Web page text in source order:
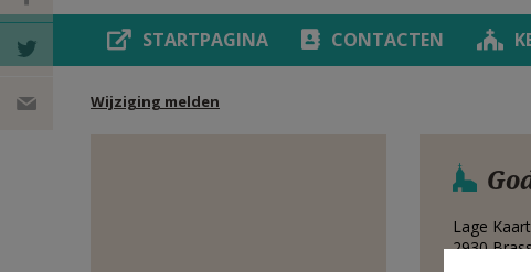
STARTPAGINA CONTACTEN
Wijziging melden
DEEL OP
FACEBOOK
DEEL OP
Lage
2930